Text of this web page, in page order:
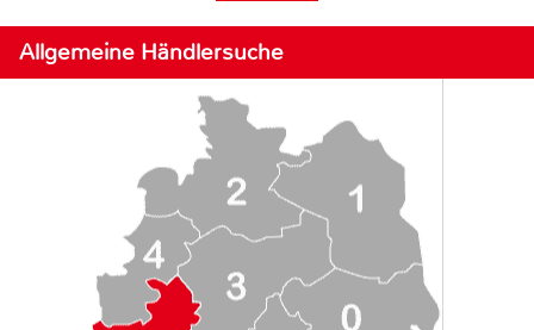
Allgemeine Händlersuche